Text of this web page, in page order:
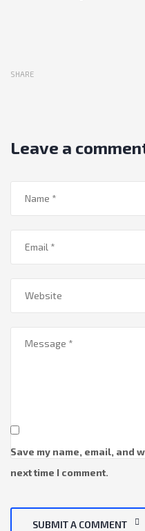
SHARE
Leave a
Save my name, email, and
next time I comment.
SUBMIT A COMMENT